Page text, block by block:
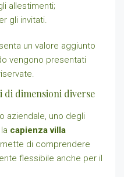
allestimenti;
gli invitati.
un valore aggiunto
vengono presentati
di dimensioni diverse
aziendale, uno degli
capienza villa
di comprendere
flessibile anche per il